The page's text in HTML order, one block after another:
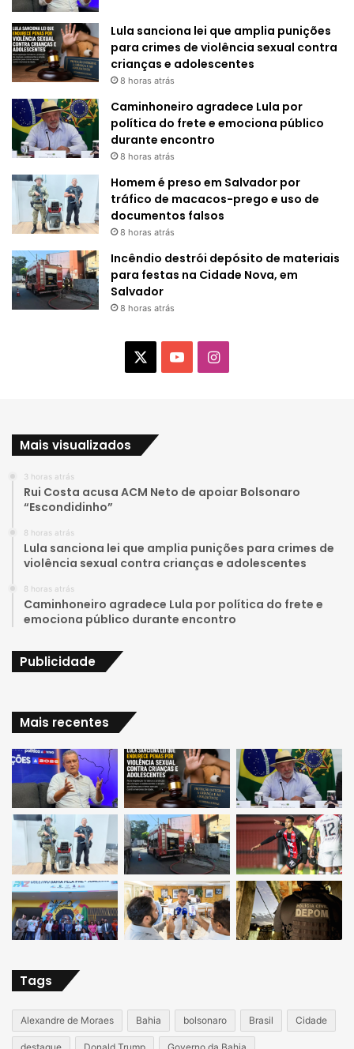
Lula sanciona lei que amplia punições
para crimes de violência sexual contra
crianças e adolescentes
8 horas atrás
Caminhoneiro agradece Lula por
política do frete e emociona público
durante encontro
8 horas atrás
Homem é preso em Salvador por
tráfico de macacos-prego e uso de
documentos falsos
8 horas atrás
Incêndio destrói depósito de materiais
para festas na Cidade Nova, em
Salvador
8 horas atrás
e
I
a
r
m
Mais visualizados
3 horas atrás
Rui Costa acusa ACM Neto de apoiar Bolsonaro
“Escondidinho”
8 horas atrás
Lula sanciona lei que amplia punições para crimes de
violência sexual contra crianças e adolescentes
8 horas atrás
Caminhoneiro agradece Lula por política do frete e
emociona público durante encontro
Publicidade
Mais recentes
Tags
Alexandre de Moraes Bahia bolsonaro Brasil Cidade